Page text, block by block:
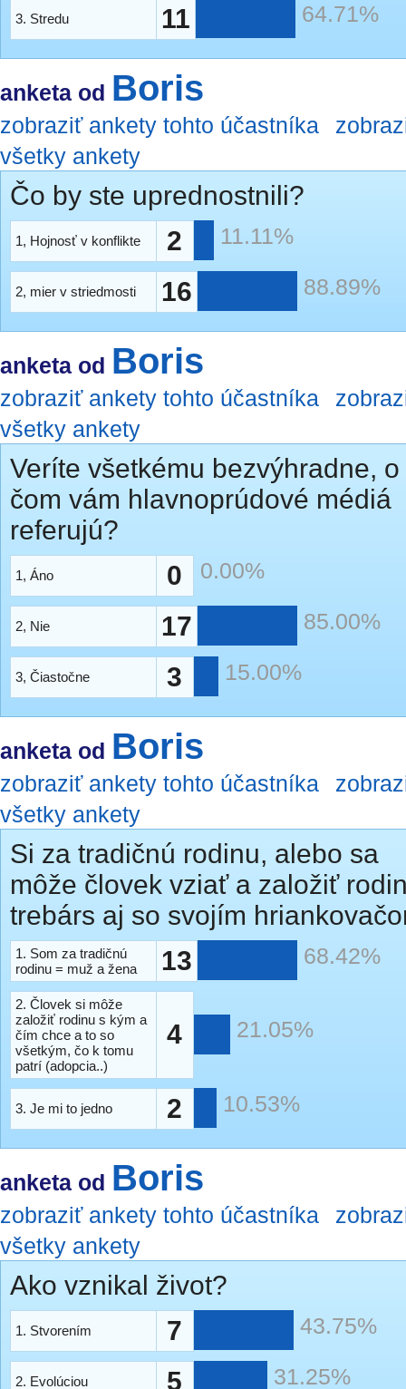
3. Stredu 11 64.71%
anketa od Boris
zobraziť ankety tohto účastníka
všetky ankety
Čo by ste uprednostnili?
1, Hojnosť v konflikte 2 11.11%
2, mier v striedmosti 16 88.89%
anketa od Boris
zobraziť ankety tohto účastníka
všetky ankety
Veríte všetkému bezvýhradne, o
čom vám hlavnoprúdové médiá
referujú?
1, Áno 0 0.00%
2, Nie 17 85.00%
3, Čiastočne 3 15.00%
anketa od Boris
zobraziť ankety tohto účastníka
všetky ankety
Si za tradičnú rodinu, alebo sa
môže človek vziať a založiť
trebárs aj so svojím
1. Som za tradičnú
rodinu = muž a žena
13 68.42%
2. Človek si môže
založiť rodinu s kým a
čím chce a to so
všetkým, čo k tomu
patrí (adopcia..)
4 21.05%
3. Je mi to jedno 2 10.53%
anketa od Boris
zobraziť ankety tohto účastníka
všetky ankety
Ako vznikal život?
1. Stvorením 7 43.75%
2. Evolúciou 5 31.25%